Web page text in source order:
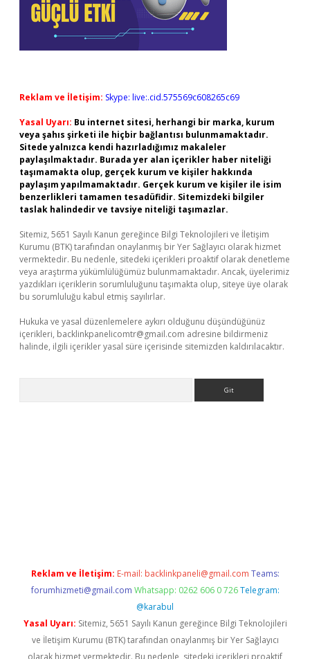
Reklam ve İletişim: Skype: live:.cid.575569c608265c69
Yasal Uyarı: Bu internet sitesi, herhangi bir marka, kurum
veya şahıs şirketi ile hiçbir bağlantısı bulunmamaktadır.
Sitede yalnızca kendi hazırladığımız makaleler
paylaşılmaktadır. Burada yer alan içerikler haber niteliği
taşımamakta olup, gerçek kurum ve kişiler hakkında
paylaşım yapılmamaktadır. Gerçek kurum ve kişiler ile isim
benzerlikleri tamamen tesadüfidir. Sitemizdeki bilgiler
taslak halindedir ve tavsiye niteliği taşımazlar.
Sitemiz, 5651 Sayılı Kanun gereğince Bilgi Teknolojileri ve İletişim
Kurumu (BTK) tarafından onaylanmış bir Yer Sağlayıcı olarak hizmet
vermektedir. Bu nedenle, sitedeki içerikleri proaktif olarak denetleme
veya araştırma yükümlülüğümüz bulunmamaktadır. Ancak, üyelerimiz
yazdıkları içeriklerin sorumluluğunu taşımakta olup, siteye üye olarak
bu sorumluluğu kabul etmiş sayılırlar.
Hukuka ve yasal düzenlemelere aykırı olduğunu düşündüğünüz
içerikleri, backlinkpanelicomtr@gmail.com adresine bildirmeniz
halinde, ilgili içerikler yasal süre içerisinde sitemizden kaldırılacaktır.
Reklam ve İletişim: E-mail: backlinkpaneli@gmail.com Teams:
forumhizmeti@gmail.com Whatsapp: 0262 606 0 726 Telegram:
@karabul
Yasal Uyarı: Sitemiz, 5651 Sayılı Kanun gereğince Bilgi Teknolojileri
ve İletişim Kurumu (BTK) tarafından onaylanmış bir Yer Sağlayıcı
olarak hizmet vermektedir. Bu nedenle, sitedeki içerikleri proaktif